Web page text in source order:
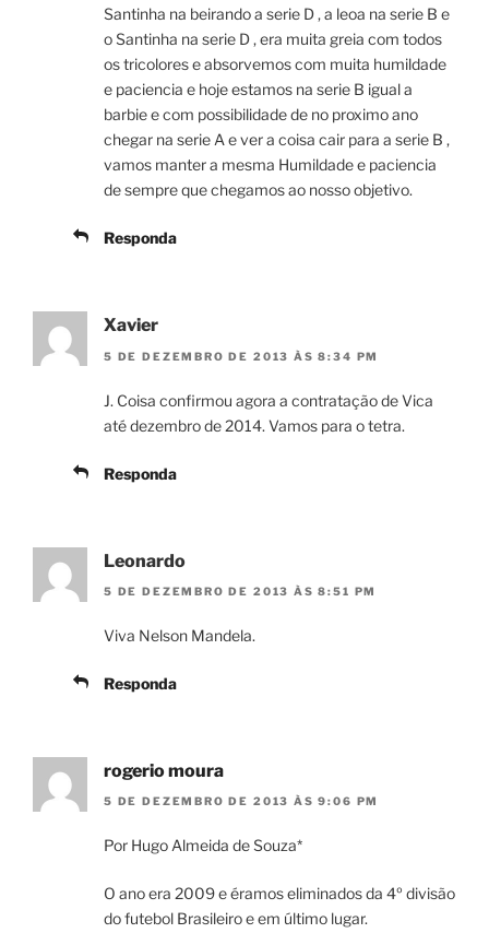
Santinha na beirando a serie D , a leoa na serie B e
o Santinha na serie D , era muita greia com todos
os tricolores e absorvemos com muita humildade
e paciencia e hoje estamos na serie B igual a
barbie e com possibilidade de no proximo ano
chegar na serie A e ver a coisa cair para a serie B ,
vamos manter a mesma Humildade e paciencia
de sempre que chegamos ao nosso objetivo.
Responda
Xavier
5 DE DEZEMBRO DE 2013 ÀS 8:34 PM
J. Coisa confirmou agora a contratação de Vica
até dezembro de 2014. Vamos para o tetra.
Responda
Leonardo
5 DE DEZEMBRO DE 2013 ÀS 8:51 PM
Viva Nelson Mandela.
Responda
rogerio moura
5 DE DEZEMBRO DE 2013 ÀS 9:06 PM
Por Hugo Almeida de Souza*
O ano era 2009 e éramos eliminados da 4º divisão
do futebol Brasileiro e em último lugar.